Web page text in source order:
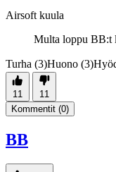
Airsoft kuula
Multa loppu BB:t
Turha (3)Huono (3)
11
11
Kommentit (0)
BB